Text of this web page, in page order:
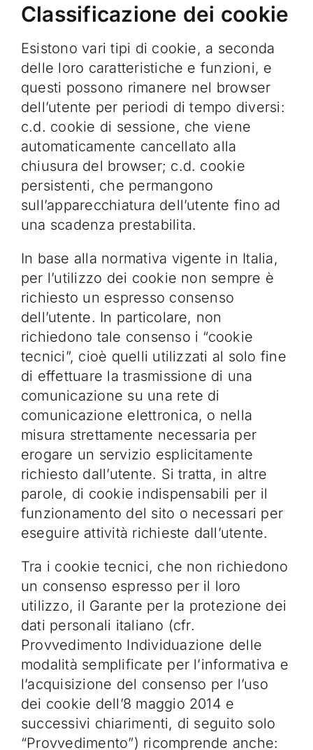
Classificazione dei cookie
Esistono vari tipi di cookie, a seconda
delle loro caratteristiche e funzioni, e
questi possono rimanere nel browser
dell’utente per periodi di tempo diversi:
c.d. cookie di sessione, che viene
automaticamente cancellato alla
chiusura del browser; c.d. cookie
persistenti, che permangono
sull’apparecchiatura dell’utente fino ad
una scadenza prestabilita.
In base alla normativa vigente in Italia,
per l’utilizzo dei cookie non sempre è
richiesto un espresso consenso
dell’utente. In particolare, non
richiedono tale consenso i “cookie
tecnici”, cioè quelli utilizzati al solo fine
di effettuare la trasmissione di una
comunicazione su una rete di
comunicazione elettronica, o nella
misura strettamente necessaria per
erogare un servizio esplicitamente
richiesto dall’utente. Si tratta, in altre
parole, di cookie indispensabili per il
funzionamento del sito o necessari per
eseguire attività richieste dall’utente.
Tra i cookie tecnici, che non richiedono
un consenso espresso per il loro
utilizzo, il Garante per la protezione dei
dati personali italiano (cfr.
Provvedimento Individuazione delle
modalità semplificate per l’informativa e
l’acquisizione del consenso per l’uso
dei cookie dell’8 maggio 2014 e
successivi chiarimenti, di seguito solo
“Provvedimento”) ricomprende anche: